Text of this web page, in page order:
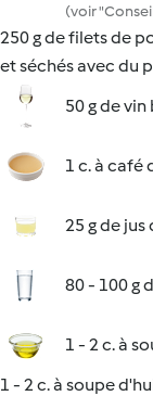
(voir
250 g de filets de
et séchés avec du
50 g de vin
1 c. à café
25 g de
80 - 100 g
1 - 2 c. à
1 - 2 c. à soupe